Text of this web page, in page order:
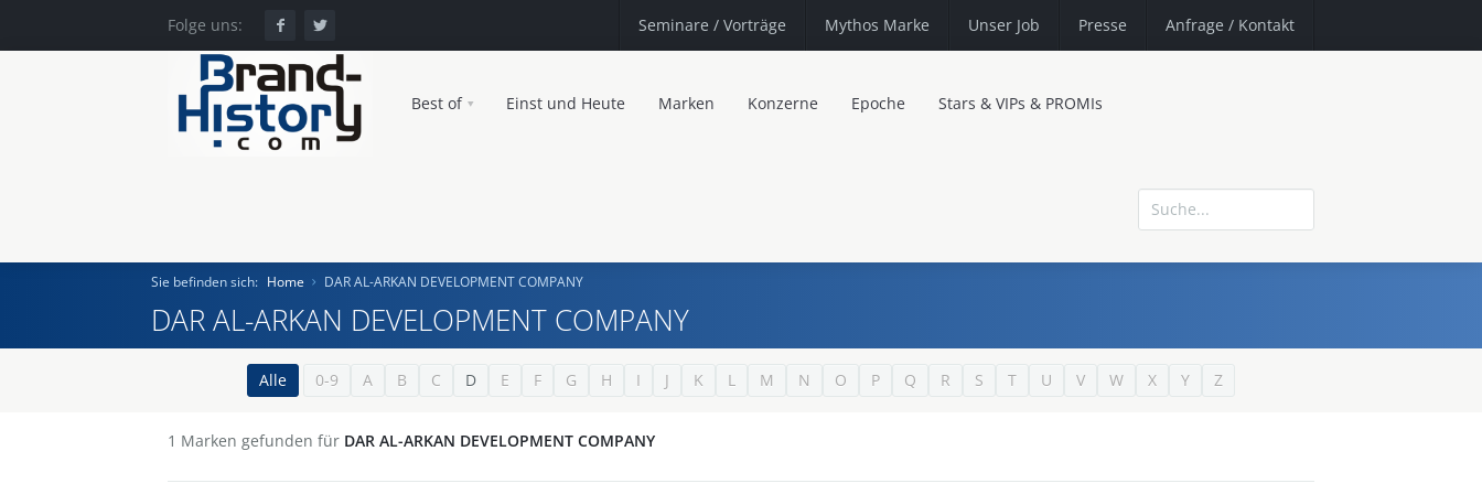
Folge uns: Seminare / Vorträge Mythos Marke Unser Job Presse Anfrage / Kontakt
Best of Einst und Heute Marken Konzerne Epoche Stars & VIPs & PROMIs
Sie befinden sich: Home DAR AL-ARKAN DEVELOPMENT COMPANY
DAR AL-ARKAN DEVELOPMENT COMPANY
Alle 0-9 A B C D E F G H I J K L M N O P Q R S T U V W X Y Z
1 Marken gefunden für DAR AL-ARKAN DEVELOPMENT COMPANY